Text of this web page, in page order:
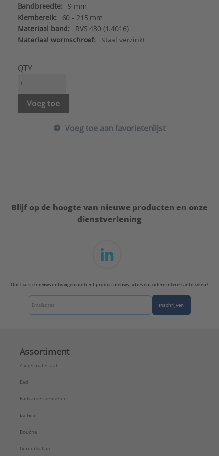
Bandbreedte:
9 mm
Klembereik:
60 - 215 mm
Materiaal band:
RVS 430 (1.4016)
Materiaal wormschroef:
Staal verzinkt
QTY
Voeg toe
Voeg toe aan favorietenlijst
Blijf op de hoogte van nieuwe producten en onze
dienstverlening
Ons laatste nieuws ontvangen omtrent productnieuws, acties en andere interessante zaken?
Inschrijven
Assortiment
Afvoermateriaal
Bad
Badkamermeubelen
Boilers
Douche
Gereedschap